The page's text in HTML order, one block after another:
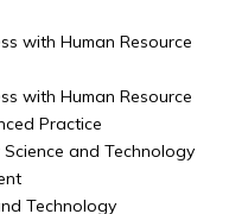
with Human Resource
with Human Resource
Practice
and Technology
Technology